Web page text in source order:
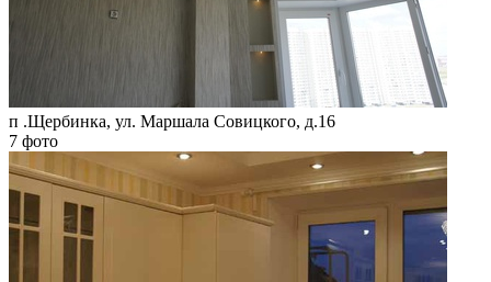
п .Щербинка, ул. Маршала Совицкого, д.16
7 фото